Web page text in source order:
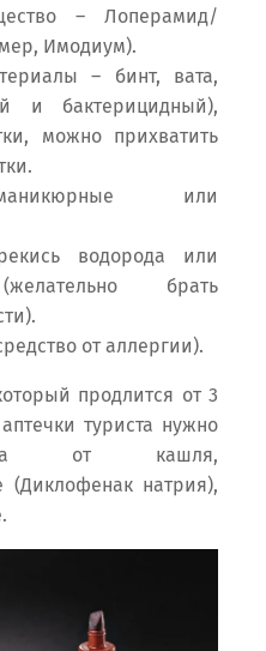
– Лоперамид/
Имодиум).
– бинт, вата,
и бактерицидный),
можно прихватить
или
водорода или
брать
от аллергии).
продлится от 3
туриста нужно
от кашля,
(Диклофенак натрия),